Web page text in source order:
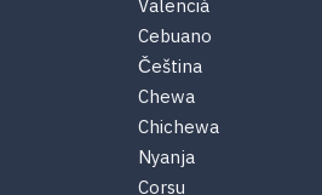
Valencià
Cebuano
Čeština
Chewa
Chichewa
Nyanja
Corsu